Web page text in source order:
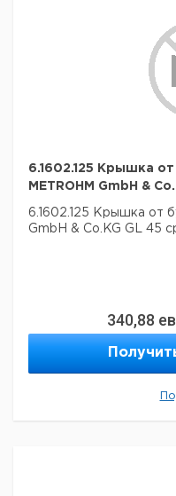
6.1602.125 Крышка
METROHM GmbH &
6.1602.125 Крышка от
GmbH & Co.KG GL 45
340,88